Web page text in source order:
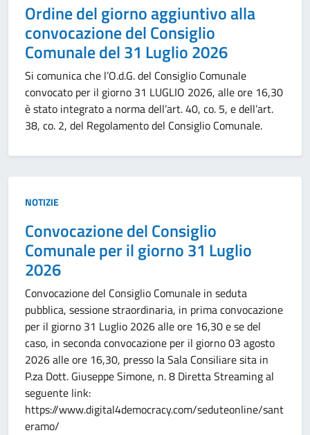
Ordine del giorno aggiuntivo alla
convocazione del Consiglio
Comunale del 31 Luglio 2026
Si comunica che l’O.d.G. del Consiglio Comunale
convocato per il giorno 31 LUGLIO 2026, alle ore 16,30
è stato integrato a norma dell’art. 40, co. 5, e dell’art.
38, co. 2, del Regolamento del Consiglio Comunale.
Tipo:
NOTIZIE
Convocazione del Consiglio
Comunale per il giorno 31 Luglio
2026
Convocazione del Consiglio Comunale in seduta
pubblica, sessione straordinaria, in prima convocazione
per il giorno 31 Luglio 2026 alle ore 16,30 e se del
caso, in seconda convocazione per il giorno 03 agosto
2026 alle ore 16,30, presso la Sala Consiliare sita in
P.za Dott. Giuseppe Simone, n. 8 Diretta Streaming al
seguente link:
https://www.digital4democracy.com/seduteonline/sant
eramo/